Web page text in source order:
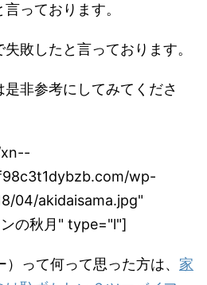
っております。
敗したと言っております。
非参考にしてみてくださ
wp-
04/akidaisama.jpg"
の秋月" type="l"]
って何って思った方は、 家